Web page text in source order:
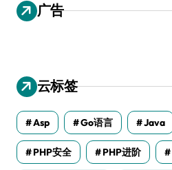
广告
云标签
Asp Go语言 Java
PHP安全 PHP进阶